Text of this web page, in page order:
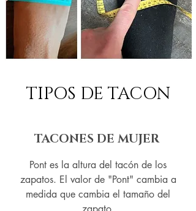
TIPOS DE TACON
TACONES DE MUJER
Pont es la altura del tacón de los
zapatos. El valor de "Pont" cambia a
medida que cambia el tamaño del